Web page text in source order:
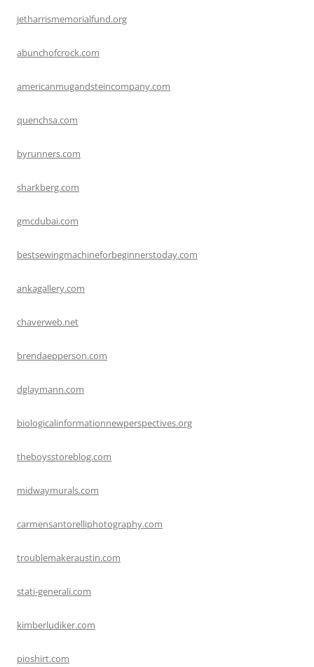
jetharrismemorialfund.org
abunchofcrock.com
americanmugandsteincompany.com
quenchsa.com
byrunners.com
sharkberg.com
gmcdubai.com
bestsewingmachineforbeginnerstoday.com
ankagallery.com
chaverweb.net
brendaepperson.com
dglaymann.com
biologicalinformationnewperspectives.org
theboysstoreblog.com
midwaymurals.com
carmensantorelliphotography.com
troublemakeraustin.com
stati-generali.com
kimberludiker.com
pioshirt.com